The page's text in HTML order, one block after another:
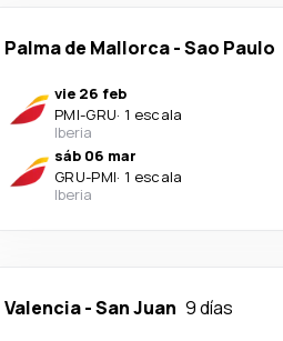
Palma de Mallorca-Sao Paulo
vie 26 feb
PMI-GRU· 1 escala
Iberia
sáb 06 mar
GRU-PMI· 1 escala
Iberia
Valencia-San Juan 9 días